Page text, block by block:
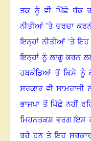
ਤਕ ਨੂੰ ਵੀ ਪਿੱਛੇ ਧੱਕ
ਨੀਤੀਆਂ ’ਤੇ ਚਰਚਾ
ਇਨ੍ਹਾਂ ਨੀਤੀਆਂ ’ਤੇ
ਇਨ੍ਹਾਂ ਨੂੰ ਲਾਗੂ ਕਰਨ
ਹਥਕੰਡਿਆਂ ਤੋਂ ਕਿਸੇ ਨੂੰ
ਸਰਕਾਰ ਵੀ
ਭਾਜਪਾ ਤੋਂ ਪਿੱਛੇ ਨਹੀਂ
ਮਿਹਨਤਕਸ਼ ਵਰਗ ਇਸ
ਰਹੇ ਹਨ ਤੇ ਇਹ ਸਰਕਾਰ